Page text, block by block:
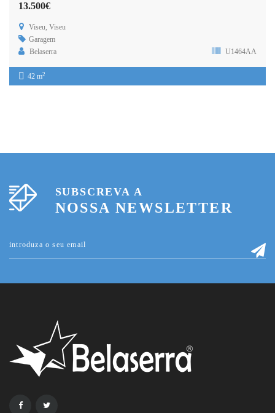
13.500€
Viseu, Viseu
Garagem
Belaserra
U1464AA
42 m2
SUBSCREVA A
NOSSA NEWSLETTER